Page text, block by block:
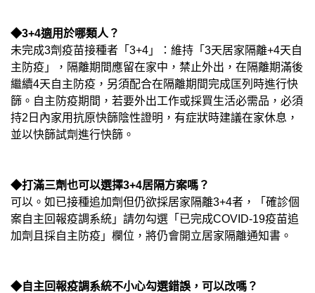
◆3+4適用於哪類人？
未完成3劑疫苗接種者「3+4」：維持「3天居家隔離+4天自
主防疫」，隔離期間應留在家中，禁止外出，在隔離期滿後
繼續4天自主防疫，另須配合在隔離期間完成匡列時進行快
篩。自主防疫期間，若要外出工作或採買生活必需品，必須
持2日內家用抗原快篩陰性證明，有症狀時建議在家休息，
並以快篩試劑進行快篩。
◆打滿三劑也可以選擇3+4居隔方案嗎？
可以。如已接種追加劑但仍欲採居家隔離3+4者，「確診個
案自主回報疫調系統」請勿勾選「已完成COVID-19疫苗追
加劑且採自主防疫」欄位，將仍會開立居家隔離通知書。
◆自主回報疫調系統不小心勾選錯誤，可以改嗎？